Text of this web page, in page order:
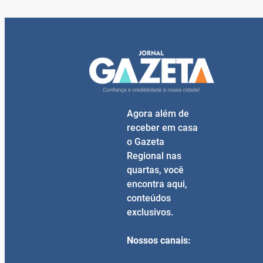
Agora além de
receber em casa
o Gazeta
Regional nas
quartas, você
encontra aqui,
conteúdos
exclusivos.
Nossos canais: